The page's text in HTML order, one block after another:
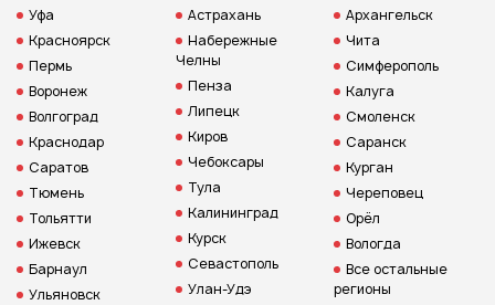
Уфа
Красноярск
Пермь
Воронеж
Волгоград
Краснодар
Саратов
Тюмень
Тольятти
Ижевск
Барнаул
Ульяновск
Астрахань
Набережные
Челны
Пенза
Липецк
Киров
Чебоксары
Тула
Калининград
Курск
Севастополь
Улан-Удэ
Архангельск
Чита
Симферополь
Калуга
Смоленск
Саранск
Курган
Череповец
Орёл
Вологда
Все остальные
регионы